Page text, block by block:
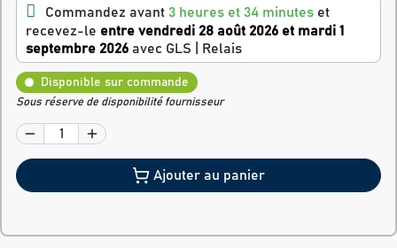
Commandez avant 3 heures et 34 minutes et
recevez-le entre vendredi 28 août 2026 et mardi 1
septembre 2026 avec GLS | Relais
Disponible sur commande
Sous réserve de disponibilité fournisseur
Ajouter au panier